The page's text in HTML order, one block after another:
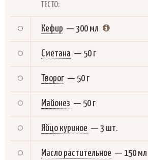
ТЕСТО:
Кефир — 300 мл
Сметана — 50 г
Творог — 50 г
Майонез — 50 г
Яйцо куриное — 3 шт.
Масло растительное — 150 мл